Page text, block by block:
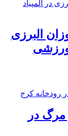
البرزی
ورزشی
مرگ در